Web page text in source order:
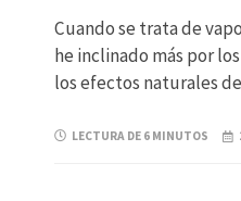
Cuando se trata de
he inclinado más por
los efectos naturales
LECTURA DE 6 MINUTOS